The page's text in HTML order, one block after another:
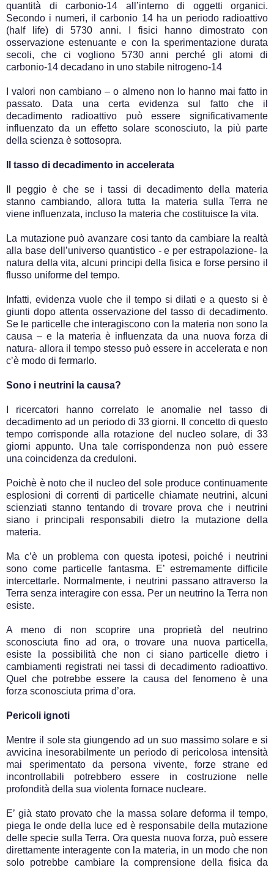
quantità di carbonio-14 all’interno di oggetti organici.
Secondo i numeri, il carbonio 14 ha un periodo radioattivo
(half life) di 5730 anni. I fisici hanno dimostrato con
osservazione estenuante e con la sperimentazione durata
secoli, che ci vogliono 5730 anni perché gli atomi di
carbonio-14 decadano in uno stabile nitrogeno-14
I valori non cambiano – o almeno non lo hanno mai fatto in
passato. Data una certa evidenza sul fatto che il
decadimento radioattivo può essere significativamente
influenzato da un effetto solare sconosciuto, la più parte
della scienza è sottosopra.
Il tasso di decadimento in accelerata
Il peggio è che se i tassi di decadimento della materia
stanno cambiando, allora tutta la materia sulla Terra ne
viene influenzata, incluso la materia che costituisce la vita.
La mutazione può avanzare cosi tanto da cambiare la realtà
alla base dell’universo quantistico - e per estrapolazione- la
natura della vita, alcuni principi della fisica e forse persino il
flusso uniforme del tempo.
Infatti, evidenza vuole che il tempo si dilati e a questo si è
giunti dopo attenta osservazione del tasso di decadimento.
Se le particelle che interagiscono con la materia non sono la
causa – e la materia è influenzata da una nuova forza di
natura- allora il tempo stesso può essere in accelerata e non
c’è modo di fermarlo.
Sono i neutrini la causa?
I ricercatori hanno correlato le anomalie nel tasso di
decadimento ad un periodo di 33 giorni. Il concetto di questo
tempo corrisponde alla rotazione del nucleo solare, di 33
giorni appunto. Una tale corrispondenza non può essere
una coincidenza da creduloni.
Poichè è noto che il nucleo del sole produce continuamente
esplosioni di correnti di particelle chiamate neutrini, alcuni
scienziati stanno tentando di trovare prova che i neutrini
siano i principali responsabili dietro la mutazione della
materia.
Ma c’è un problema con questa ipotesi, poiché i neutrini
sono come particelle fantasma. E’ estremamente difficile
intercettarle. Normalmente, i neutrini passano attraverso la
Terra senza interagire con essa. Per un neutrino la Terra non
esiste.
A meno di non scoprire una proprietà del neutrino
sconosciuta fino ad ora, o trovare una nuova particella,
esiste la possibilità che non ci siano particelle dietro i
cambiamenti registrati nei tassi di decadimento radioattivo.
Quel che potrebbe essere la causa del fenomeno è una
forza sconosciuta prima d’ora.
Pericoli ignoti
Mentre il sole sta giungendo ad un suo massimo solare e si
avvicina inesorabilmente un periodo di pericolosa intensità
mai sperimentato da persona vivente, forze strane ed
incontrollabili potrebbero essere in costruzione nelle
profondità della sua violenta fornace nucleare.
E’ già stato provato che la massa solare deforma il tempo,
piega le onde della luce ed è responsabile della mutazione
delle specie sulla Terra. Ora questa nuova forza, può essere
direttamente interagente con la materia, in un modo che non
solo potrebbe cambiare la comprensione della fisica da